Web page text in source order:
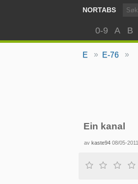
NORTABS
0-9 A B
E » E-76 »
Ein kanal
avkaste94 08/05-2011